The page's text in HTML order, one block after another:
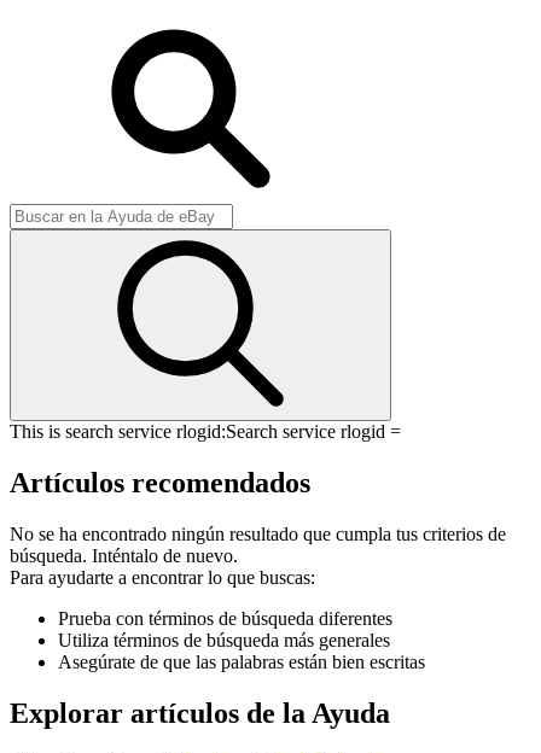
This is search service rlogid:Search service rlogid =
Artículos recomendados
No se ha encontrado ningún resultado que cumpla tus criterios de
búsqueda. Inténtalo de nuevo.
Para ayudarte a encontrar lo que buscas:
Prueba con términos de búsqueda diferentes
Utiliza términos de búsqueda más generales
Asegúrate de que las palabras están bien escritas
Explorar artículos de la Ayuda